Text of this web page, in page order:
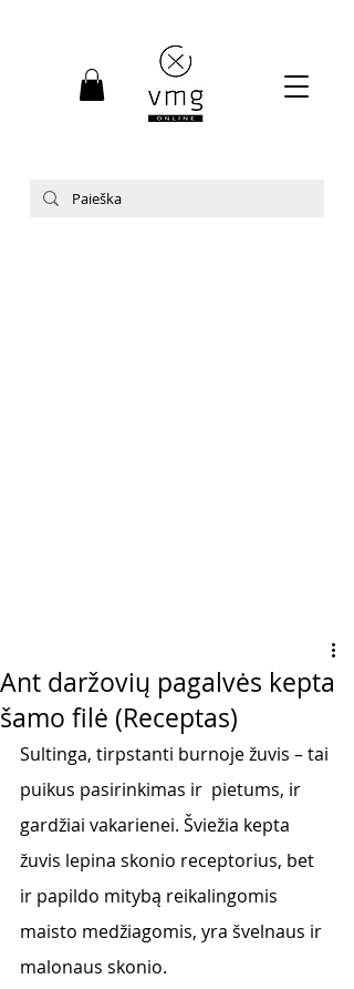
Ant daržovių pagalvės kepta
šamo filė (Receptas)
Sultinga, tirpstanti burnoje žuvis – tai
puikus pasirinkimas ir  pietums, ir
gardžiai vakarienei. Šviežia kepta
žuvis lepina skonio receptorius, bet
ir papildo mitybą reikalingomis
maisto medžiagomis, yra švelnaus ir
malonaus skonio.